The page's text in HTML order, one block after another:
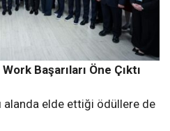
Başarıları Öne Çıktı
alanda elde ettiği ödüllere de